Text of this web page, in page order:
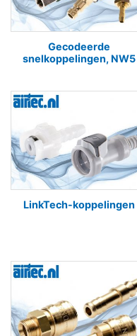
Gecodeerde
snelkoppelingen, NW5
LinkTech-koppelingen